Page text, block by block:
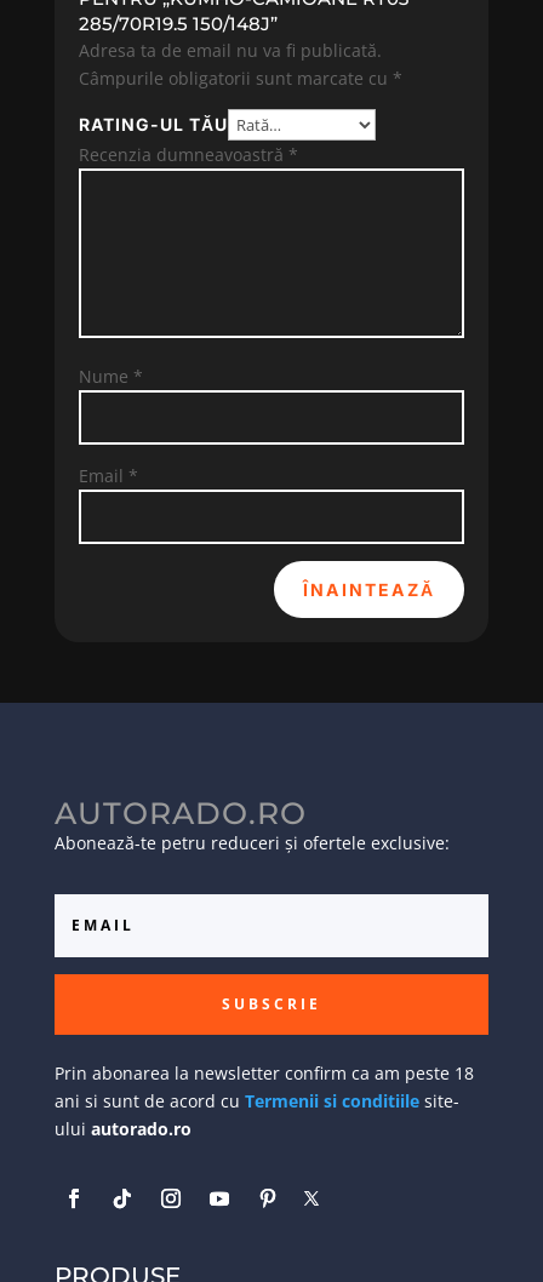
285/70R19.5 150/148J”
Adresa ta de email nu va fi publicată.
Câmpurile obligatorii sunt marcate cu *
RATING-UL TĂU
Recenzia dumneavoastră *
Nume *
Email *
ÎNAINTEAZĂ
AUTORADO.RO
Abonează-te petru reduceri și ofertele exclusive:
SUBSCRIE
Prin abonarea la newsletter confirm ca am peste 18
ani si sunt de acord cu Termenii si conditiilesite-
ului autorado.ro
PRODUSE